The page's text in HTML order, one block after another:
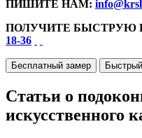
ПИШИТЕ НАМ:
ПОЛУЧИТЕ БЫСТРУЮ
18-36
Бесплатный замер
Статьи о
искусственного